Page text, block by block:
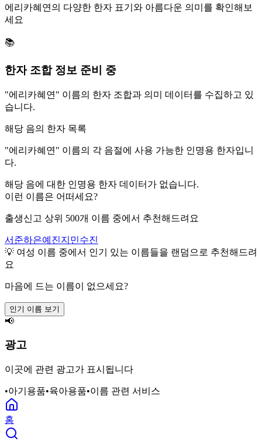
에리카혜연 의 다양한 한자 표기와 아름다운 의미를 확인해보
세요
📚
한자 조합 정보 준비 중
"에리카혜연 " 이름의 한자 조합과 의미 데이터를 수집하고 있
습니다.
해당 음의 한자 목록
"에리카혜연 " 이름의 각 음절에 사용 가능한 인명용 한자입니
다.
해당 음에 대한 인명용 한자 데이터가 없습니다.
이런 이름은 어떠세요?
출생신고 상위 500개 이름 중에서 추천해드려요
서준하은예진지민수진
💡 여성 이름 중에서 인기 있는 이름들을 랜덤으로 추천해드려
요
마음에 드는 이름이 없으세요?
인기 이름 보기
📢
광고
이곳에 관련 광고가 표시됩니다
•아기용품•육아용품•이름 관련 서비스
홈